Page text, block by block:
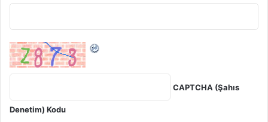
CAPTCHA (Şahıs
Denetim) Kodu